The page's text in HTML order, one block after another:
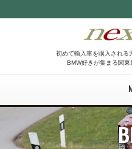
初めて輸入車を購入される
BMW好きが集まる関